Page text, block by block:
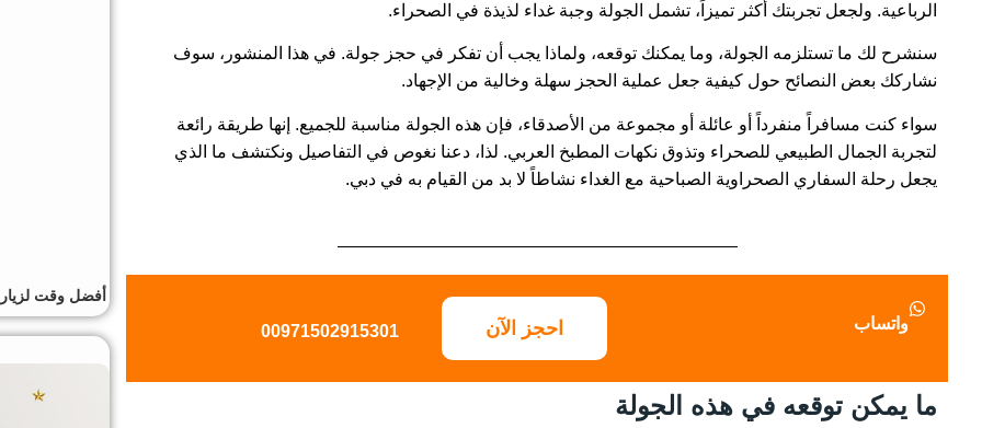
الرباعية. ولجعل تجربتك أكثر تميزاً، تشمل الجولة وجبة غداء لذيذة في الصحراء.
سنشرح لك ما تستلزمه الجولة، وما يمكنك توقعه، ولماذا يجب أن تفكر في حجز جولة. في هذا المنشور، سوف
نشاركك بعض النصائح حول كيفية جعل عملية الحجز سهلة وخالية من الإجهاد.
سواء كنت مسافراً منفرداً أو عائلة أو مجموعة من الأصدقاء، فإن هذه الجولة مناسبة للجميع. إنها طريقة رائعة
لتجربة الجمال الطبيعي للصحراء وتذوق نكهات المطبخ العربي. لذا، دعنا نغوص في التفاصيل ونكتشف ما الذي
يجعل رحلة السفاري الصحراوية الصباحية مع الغداء نشاطاً لا بد من القيام به في دبي.
واتساب احجز الآن 00971502915301
ما يمكن توقعه في هذه الجولة
أفضل وقت